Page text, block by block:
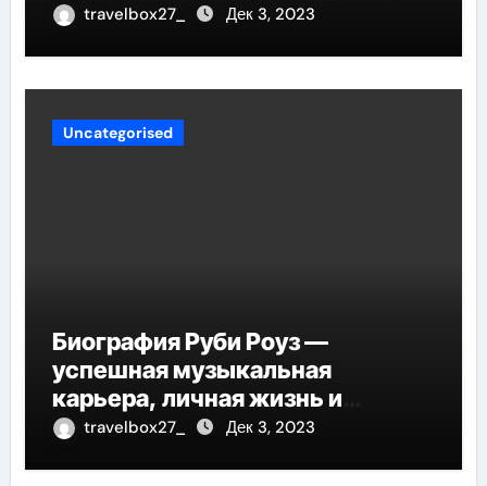
travelbox27_ Дек 3, 2023
Uncategorised
Биография Руби Роуз —
успешная музыкальная
карьера, личная жизнь и
знаковые достижения
travelbox27_ Дек 3, 2023